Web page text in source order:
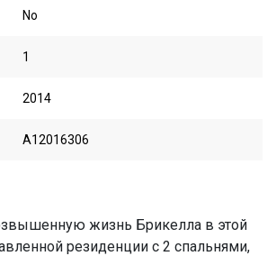
No
1
2014
A12016306
жизнь Брикелла в этой
резиденции с 2 спальнями,